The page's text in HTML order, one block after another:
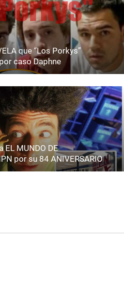
que “Los Porkys”
caso Daphne
MUNDO DE
por su 84 ANIVERSARIO